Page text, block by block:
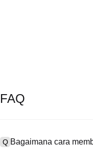
FAQ
Q Bagaimana cara